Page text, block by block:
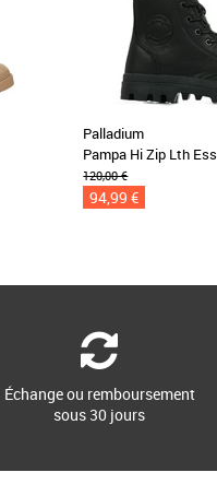
Palladium
Pampa Hi Zip Lth Ess
120,00 €
94,99 €
Échange ou remboursement
sous 30 jours